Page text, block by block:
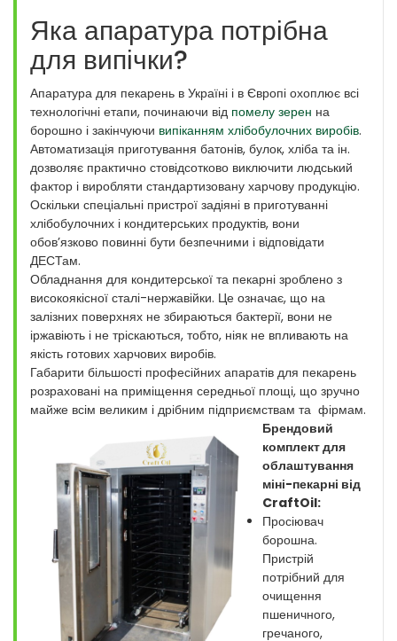
Яка апаратура потрібна
для випічки?
Апаратура для пекарень в Україні і в Європі охоплює всі
технологічні етапи, починаючи від помелу зерен на
борошно і закінчуючи випіканням хлібобулочних виробів.
Автоматизація приготування батонів, булок, хліба та ін.
дозволяє практично стовідсотково виключити людський
фактор і виробляти стандартизовану харчову продукцію.
Оскільки спеціальні пристрої задіяні в приготуванні
хлібобулочних і кондитерських продуктів, вони
обов’язково повинні бути безпечними і відповідати
ДЕСТам.
Обладнання для кондитерської та пекарні зроблено з
високоякісної сталі-нержавійки. Це означає, що на
залізних поверхнях не збираються бактерії, вони не
іржавіють і не тріскаються, тобто, ніяк не впливають на
якість готових харчових виробів.
Габарити більшості професійних апаратів для пекарень
розраховані на приміщення середньої площі, що зручно
майже всім великим і дрібним підприємствам та фірмам.
Брендовий
комплект для
облаштування
міні-пекарні від
CraftOil:
Просіювач
борошна.
Пристрій
потрібний для
очищення
пшеничного,
гречаного,